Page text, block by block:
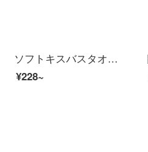
ソフトキスバスタオル男女A類は純綿より吸水速度が高く、家庭用タオルは毛が落ちないようにします。90*180ドーナツ70*140 cm（A類標準/厚い/強い吸水）
¥228~